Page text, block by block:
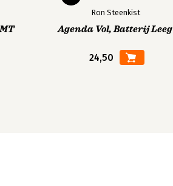
Ron Steenkist
Agenda Vol, Batterij Leeg
24,50